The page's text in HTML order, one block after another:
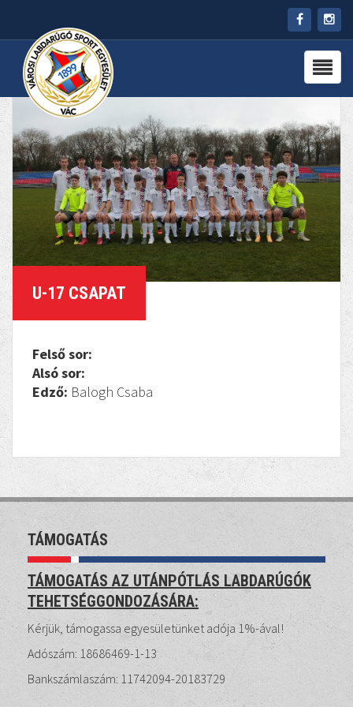
U-17 CSAPAT
Felső sor:
Alsó sor:
Edző: Balogh Csaba
TÁMOGATÁS
TÁMOGATÁS AZ UTÁNPÓTLÁS LABDARÚGÓK
TEHETSÉGGONDOZÁSÁRA:
Kérjük, támogassa egyesületünket adója 1%-ával!
Adószám: 18686469-1-13
Bankszámlaszám: 11742094-20183729
HÍREK
RÓLUNK
CSAPATOK
PARTNEREK
PROGRAMOK
KAPCSOLAT